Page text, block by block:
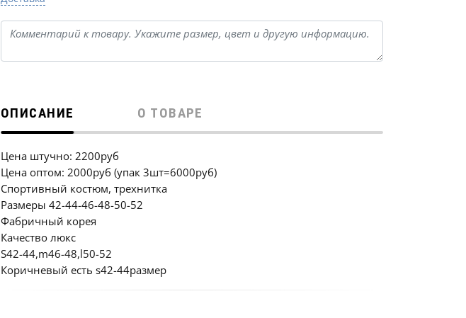
ОПИСАНИЕ О ТОВАРЕ
Цена штучно: 2200руб
Цена оптом: 2000руб (упак 3шт=6000руб)
Спортивный костюм, трехнитка
Размеры 42-44-46-48-50-52
Фабричный корея
Качество люкс
S42-44,m46-48,l50-52
Коричневый есть s42-44размер